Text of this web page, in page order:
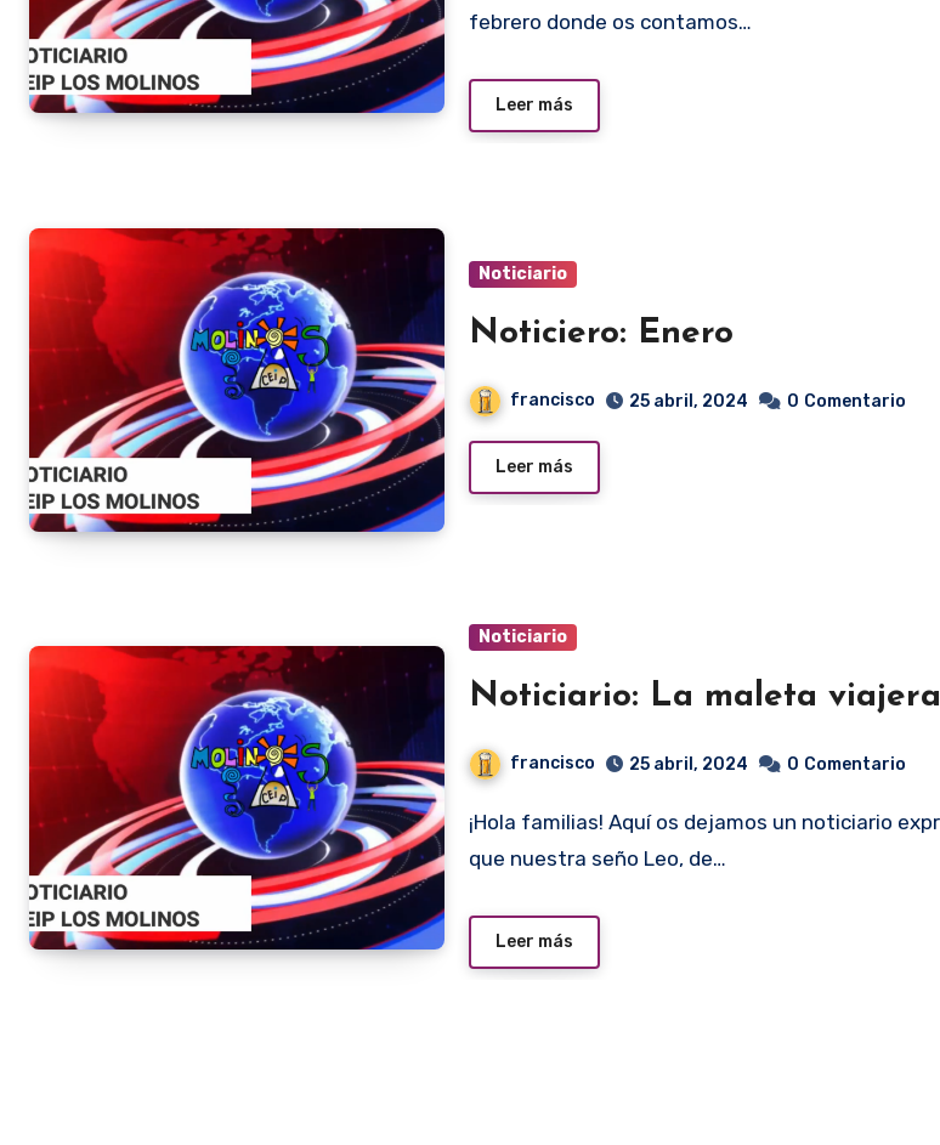
febrero donde os contamos…
Leer más
Noticiario
Noticiero: Enero
francisco 25 abril, 2024 0 Comentario
Leer más
Noticiario
Noticiario: La maleta viajera
francisco 25 abril, 2024 0 Comentario
¡Hola familias! Aquí os dejamos un noticiario express en el
que nuestra seño Leo, de…
Leer más